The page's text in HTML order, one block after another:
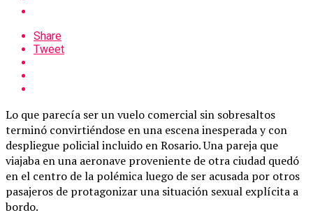
Share
Tweet
Lo que parecía ser un vuelo comercial sin sobresaltos
terminó convirtiéndose en una escena inesperada y con
despliegue policial incluido en Rosario. Una pareja que
viajaba en una aeronave proveniente de otra ciudad quedó
en el centro de la polémica luego de ser acusada por otros
pasajeros de protagonizar una situación sexual explícita a
bordo.